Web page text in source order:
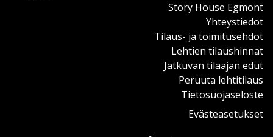
Story House Egmont
Yhteystiedot
Tilaus- ja toimitusehdot
Lehtien tilaushinnat
Jatkuvan tilaajan edut
Peruuta lehtitilaus
Tietosuojaseloste
Evästeasetukset